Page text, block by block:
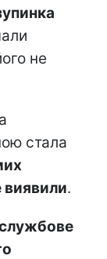
не
стала
виявили.